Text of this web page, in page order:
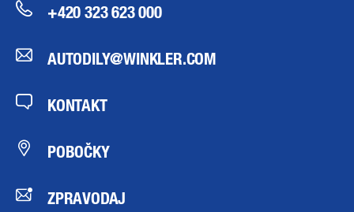
+420 323 623 000
AUTODILY@WINKLER.COM
KONTAKT
POBOČKY
ZPRAVODAJ